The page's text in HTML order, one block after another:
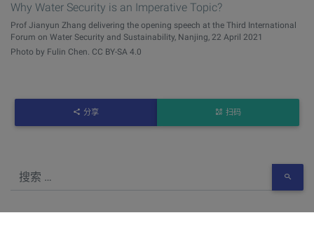
Why Water Security is an Imperative Topic?
Prof Jianyun Zhang delivering the opening speech at the Third International
Forum on Water Security and Sustainability, Nanjing, 22 April 2021
Photo by Fulin Chen. CC BY-SA 4.0
分享 扫码